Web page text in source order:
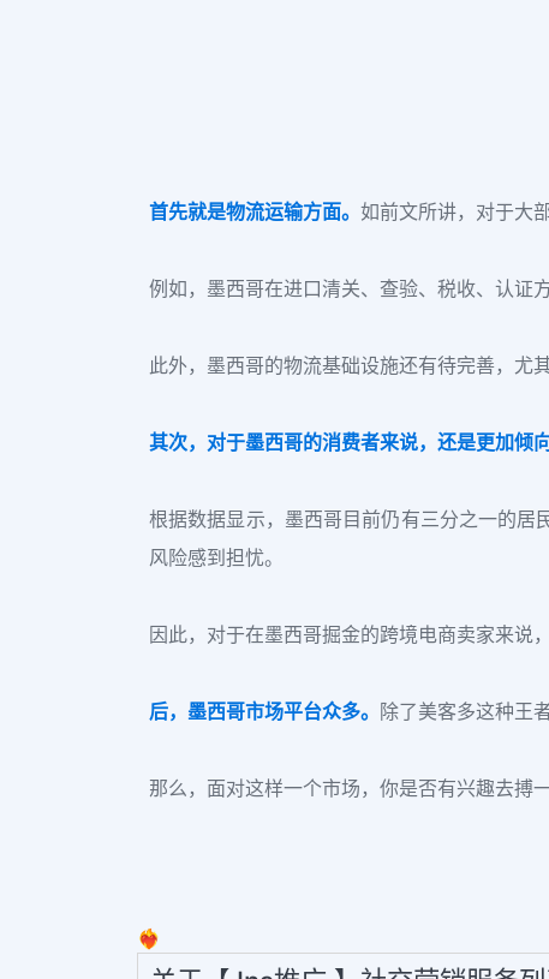
首先就是物流运输方面。 如前文所讲，对于大
例如，墨西哥在进口清关、查验、税收、认证
此外，墨西哥的物流基础设施还有待完善，尤
其次，对于墨西哥的消费者来说，还是更加倾
根据数据显示，墨西哥目前仍有三分之一的居
风险感到担忧。
因此，对于在墨西哥掘金的跨境电商卖家来说
后，墨西哥市场平台众多。 除了美客多这种王
那么，面对这样一个市场，你是否有兴趣去搏一
❤️‍🔥